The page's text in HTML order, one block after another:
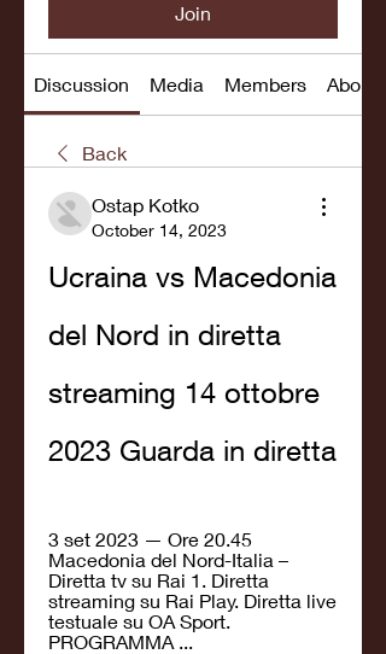
Join
Discussion Media Members About
Back
Ostap Kotko
October 14, 2023
Ucraina vs Macedonia
del Nord in diretta
streaming 14 ottobre
2023 Guarda in diretta
3 set 2023 — Ore 20.45
Macedonia del Nord-Italia –
Diretta tv su Rai 1. Diretta
streaming su Rai Play. Diretta live
testuale su OA Sport.
PROGRAMMA ...